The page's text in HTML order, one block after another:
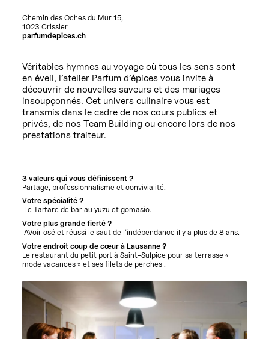
Chemin des Oches du Mur 15,
1023 Crissier
parfumdepices.ch
Véritables hymnes au voyage où tous les sens sont
en éveil, l’atelier Parfum d’épices vous invite à
découvrir de nouvelles saveurs et des mariages
insoupçonnés. Cet univers culinaire vous est
transmis dans le cadre de nos cours publics et
privés, de nos Team Building ou encore lors de nos
prestations traiteur.
3 valeurs qui vous définissent ?
Partage, professionnalisme et convivialité.
Votre spécialité ?
Le Tartare de bar au yuzu et gomasio.
Votre plus grande fierté ?
AVoir osé et réussi le saut de l’indépendance il y a plus de 8 ans.
Votre endroit coup de cœur à Lausanne ?
Le restaurant du petit port à Saint-Sulpice pour sa terrasse «
mode vacances » etses filets de perches .